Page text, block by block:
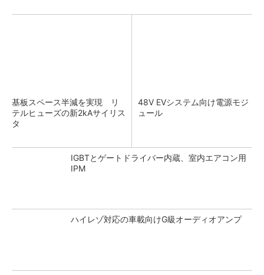
基板スペース半減を実現 リ
テルヒューズの新2kAサイリス
タ
48V EVシステム向け電源モジ
ュール
IGBTとゲートドライバー内蔵、室内エアコン用
IPM
ハイレゾ対応の車載向けG級オーディオアンプ